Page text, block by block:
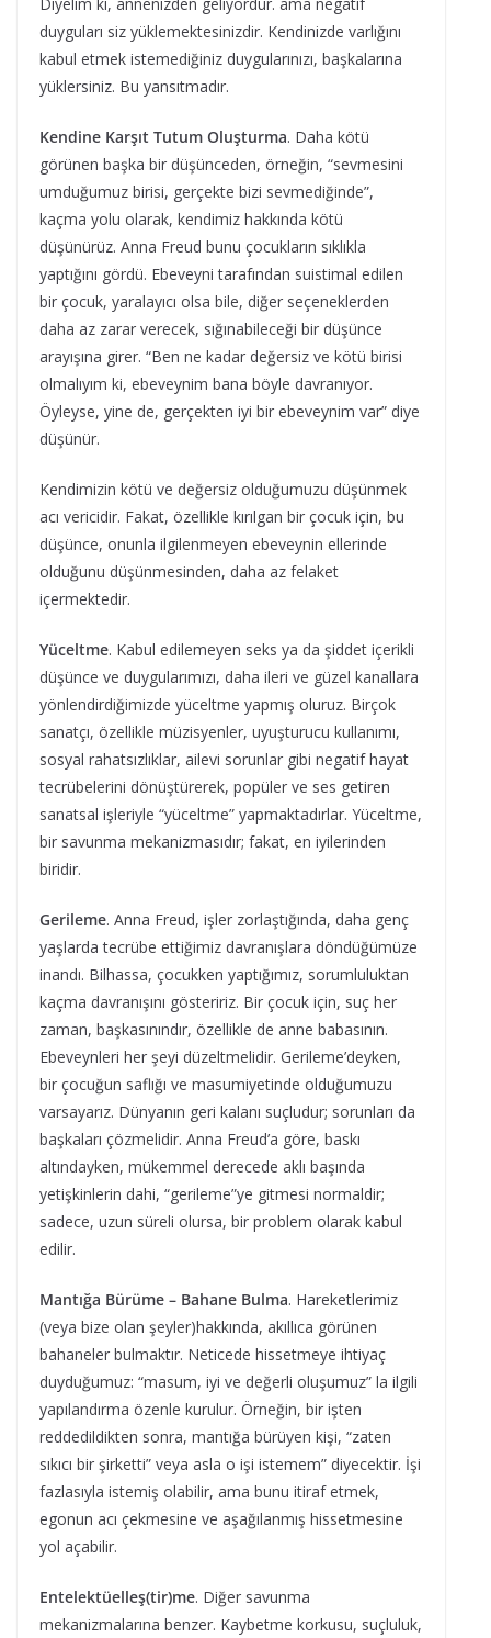
duyguları siz yüklemektesinizdir. Kendinizde varlığını
kabul etmek istemediğiniz duygularınızı, başkalarına
yüklersiniz. Bu yansıtmadır.
Kendine Karşıt Tutum Oluşturma. Daha kötü
görünen başka bir düşünceden, örneğin, “sevmesini
umduğumuz birisi, gerçekte bizi sevmediğinde”,
kaçma yolu olarak, kendimiz hakkında kötü
düşünürüz. Anna Freud bunu çocukların sıklıkla
yaptığını gördü. Ebeveyni tarafından suistimal edilen
bir çocuk, yaralayıcı olsa bile, diğer seçeneklerden
daha az zarar verecek, sığınabileceği bir düşünce
arayışına girer. “Ben ne kadar değersiz ve kötü birisi
olmalıyım ki, ebeveynim bana böyle davranıyor.
Öyleyse, yine de, gerçekten iyi bir ebeveynim var” diye
düşünür.
Kendimizin kötü ve değersiz olduğumuzu düşünmek
acı vericidir. Fakat, özellikle kırılgan bir çocuk için, bu
düşünce, onunla ilgilenmeyen ebeveynin ellerinde
olduğunu düşünmesinden, daha az felaket
içermektedir.
Yüceltme. Kabul edilemeyen seks ya da şiddet içerikli
düşünce ve duygularımızı, daha ileri ve güzel kanallara
yönlendirdiğimizde yüceltme yapmış oluruz. Birçok
sanatçı, özellikle müzisyenler, uyuşturucu kullanımı,
sosyal rahatsızlıklar, ailevi sorunlar gibi negatif hayat
tecrübelerini dönüştürerek, popüler ve ses getiren
sanatsal işleriyle “yüceltme” yapmaktadırlar. Yüceltme,
bir savunma mekanizmasıdır; fakat, en iyilerinden
biridir.
Gerileme. Anna Freud, işler zorlaştığında, daha genç
yaşlarda tecrübe ettiğimiz davranışlara döndüğümüze
inandı. Bilhassa, çocukken yaptığımız, sorumluluktan
kaçma davranışını gösteririz. Bir çocuk için, suç her
zaman, başkasınındır, özellikle de anne babasının.
Ebeveynleri her şeyi düzeltmelidir. Gerileme’deyken,
bir çocuğun saflığı ve masumiyetinde olduğumuzu
varsayarız. Dünyanın geri kalanı suçludur; sorunları da
başkaları çözmelidir. Anna Freud’a göre, baskı
altındayken, mükemmel derecede aklı başında
yetişkinlerin dahi, “gerileme”ye gitmesi normaldir;
sadece, uzun süreli olursa, bir problem olarak kabul
edilir.
Mantığa Bürüme – Bahane Bulma. Hareketlerimiz
(veya bize olan şeyler)hakkında, akıllıca görünen
bahaneler bulmaktır. Neticede hissetmeye ihtiyaç
duyduğumuz: “masum, iyi ve değerli oluşumuz” la ilgili
yapılandırma özenle kurulur. Örneğin, bir işten
reddedildikten sonra, mantığa bürüyen kişi, “zaten
sıkıcı bir şirketti” veya asla o işi istemem” diyecektir. İşi
fazlasıyla istemiş olabilir, ama bunu itiraf etmek,
egonun acı çekmesine ve aşağılanmış hissetmesine
yol açabilir.
Entelektüelleş(tir)me. Diğer savunma
mekanizmalarına benzer. Kaybetme korkusu, suçluluk,